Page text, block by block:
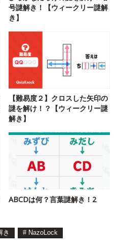
号謎解き！【ウィークリー謎解
き】
【難易度２】クロスした矢印の
謎を解け！？【ウィークリー謎
解き】
ABCDは何？言葉謎解き！2
き # NazoLock